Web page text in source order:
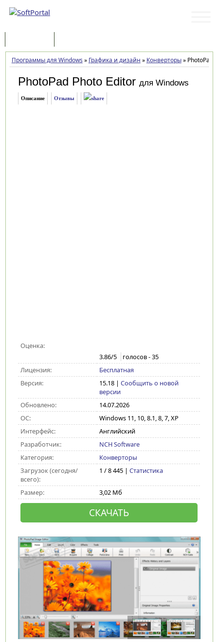
Программы для Windows » Графика и дизайн » Конверторы»PhotoPad
PhotoPad Photo Editor для Windows
Описание Отзывы
Оценка:
3.86/5 голосов -35
Лицензия:
Бесплатная
Версия:
15.18| Сообщить о новой
версии
Обновлено:
14.07.2026
ОС:
Windows 11, 10, 8.1, 8, 7, XP
Интерфейс:
Английский
Разработчик:
NCH Software
Категория:
Конверторы
Загрузок (сегодня/
всего):
1 / 8 445 | Статистика
Размер: 3,02 Мб
СКАЧАТЬ